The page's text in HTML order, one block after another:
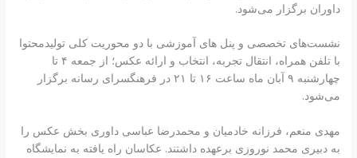
داوران برگزار می‌شود.
نشست‌های تخصصی و پنل های آموزشی با دو محوریت کلی تولیدمحتوا
با تلفن همراه، انتقال تجربه، انتخاب و ارائه عکس؛ از جمعه ۴ تا
چهارشنبه ۹ آبان ماه ساعت ۱۶ تا ۲۱ در فرهنگسرای رسانه برگزار
می‌شود.
مهدی منعم، فرزانه خادمیان و محمدرضا عباسی داوری بخش عکس را
به دبیری محمد نوروزی برعهده داشتند. عکاسان راه یافته به نمایشگاه